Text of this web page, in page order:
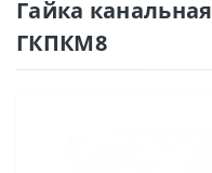
Гайка
ГКПКМ8